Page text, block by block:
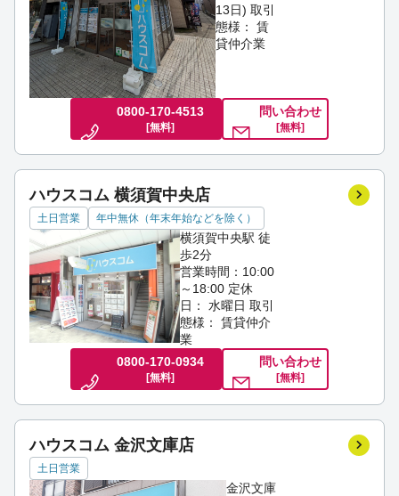
13日)取引
態様： 賃
貸仲介業
0800-170-4513
[無料]
問い合わせ
[無料]
ハウスコム 横須賀中央店
土日営業 年中無休（年末年始などを除く）
横須賀中央駅 徒
歩2分
営業時間：10:00
～18:00 定休
日： 水曜日取引
態様： 賃貸仲介
業
0800-170-0934
[無料]
問い合わせ
[無料]
ハウスコム 金沢文庫店
土日営業
金沢文庫